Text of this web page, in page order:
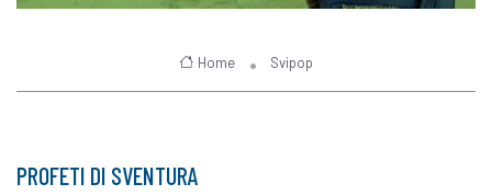
Home Svipop
PROFETI DI SVENTURA